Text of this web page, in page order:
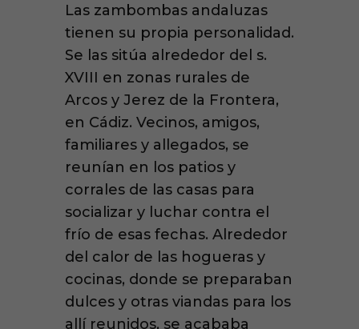
Las zambombas andaluzas
tienen su propia personalidad.
Se las sitúa alrededor del s.
XVIII en zonas rurales de
Arcos y Jerez de la Frontera,
en Cádiz. Vecinos, amigos,
familiares y allegados, se
reunían en los patios y
corrales de las casas para
socializar y luchar contra el
frío de esas fechas. Alrededor
del calor de las hogueras y
cocinas, donde se preparaban
dulces y otras viandas para los
allí reunidos, se acababa